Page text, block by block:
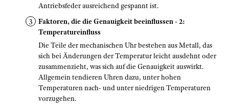
Antriebsfeder ausreichend gespannt ist.
Faktoren, die die Genauigkeit beeinflussen - 2:
Temperatureinfluss
Die Teile der mechanischen Uhr bestehen aus Metall, das
sich bei Änderungen der Temperatur leicht ausdehnt oder
zusammenzieht, was sich auf die Genauigkeit auswirkt.
Allgemein tendieren Uhren dazu, unter hohen
Temperaturen nach- und unter niedrigen Temperaturen
vorzugehen.